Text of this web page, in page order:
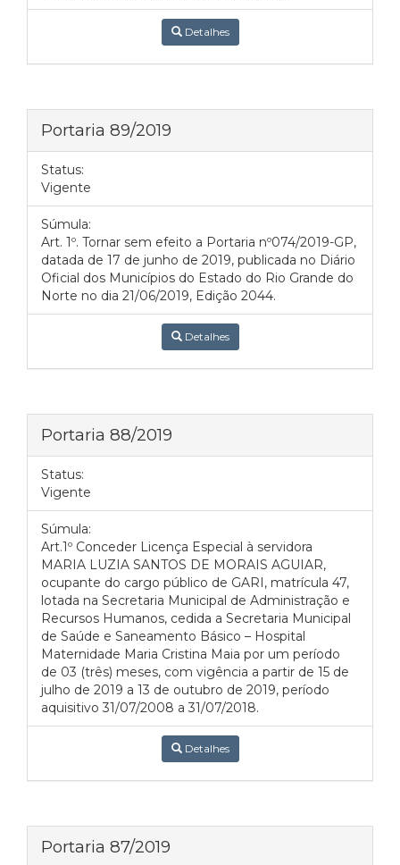
Detalhes
Portaria 89/2019
Status:
Vigente
Súmula:
Art. 1º. Tornar sem efeito a Portaria nº074/2019-GP,
datada de 17 de junho de 2019, publicada no Diário
Oficial dos Municípios do Estado do Rio Grande do
Norte no dia 21/06/2019, Edição 2044.
Detalhes
Portaria 88/2019
Status:
Vigente
Súmula:
Art.1º Conceder Licença Especial à servidora
MARIA LUZIA SANTOS DE MORAIS AGUIAR,
ocupante do cargo público de GARI, matrícula 47,
lotada na Secretaria Municipal de Administração e
Recursos Humanos, cedida a Secretaria Municipal
de Saúde e Saneamento Básico – Hospital
Maternidade Maria Cristina Maia por um período
de 03 (três) meses, com vigência a partir de 15 de
julho de 2019 a 13 de outubro de 2019, período
aquisitivo 31/07/2008 a 31/07/2018.
Detalhes
Portaria 87/2019